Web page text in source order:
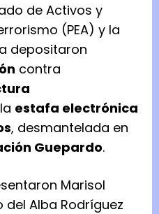
de Activos y
(PEA) y la
depositaron
contra
estafa electrónica
, desmantelada en
Guepardo.
Marisol
del Alba Rodríguez